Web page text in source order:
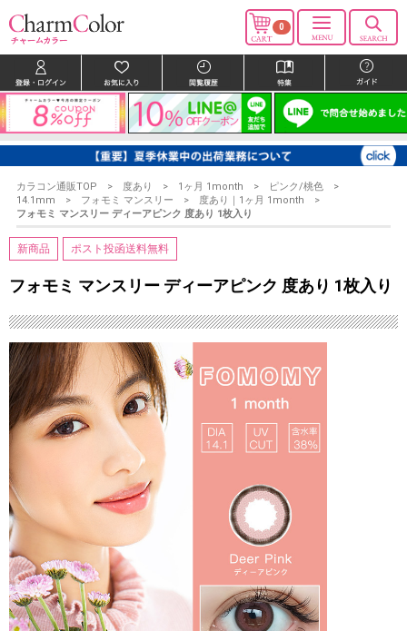
0
カラコン通販TOP 度あり 1ヶ月 1month
ピンク/桃色
14.1mm
フォモミ マンスリー
度あり｜1ヶ月 1month
フォモミ マンスリー ディーアピンク 度あり 1枚入り
新商品 ポスト投函送料無料
フォモミ マンスリー ディーアピンク 度あり 1枚入り